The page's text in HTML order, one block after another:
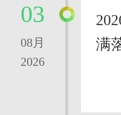
03
08月
2026
满